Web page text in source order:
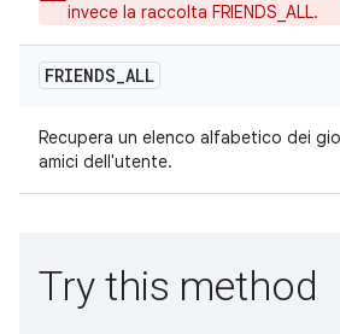
invece la raccolta FRIENDS_ALL.
FRIENDS_ALL
Recupera un elenco alfabetico dei
amici dell'utente.